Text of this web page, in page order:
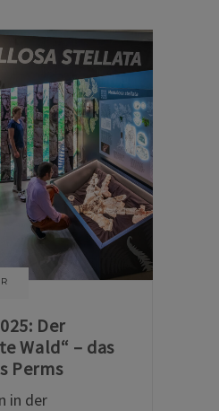
Der
Wald“ – das
Perms
in der